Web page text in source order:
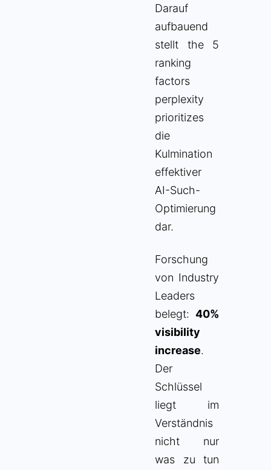
Darauf
aufbauend
stellt the 5
ranking
factors
perplexity
prioritizes
die
Kulmination
effektiver
AI-Such-
Optimierung
dar.
Forschung
von Industry
Leaders
belegt: 40%
visibility
increase.
Der
Schlüssel
liegt im
Verständnis
nicht nur
was zu tun